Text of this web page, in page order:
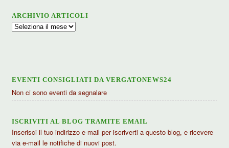
ARCHIVIO ARTICOLI
Archivio
EVENTI CONSIGLIATI DA VERGATONEWS24
Non ci sono eventi da segnalare
ISCRIVITI AL BLOG TRAMITE EMAIL
Inserisci il tuo indirizzo e-mail per iscriverti a questo blog, e ricevere
via e-mail le notifiche di nuovi post.